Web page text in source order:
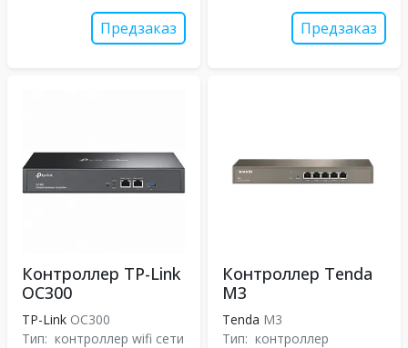
Предзаказ Предзаказ
Контроллер TP-Link
OC300
TP-Link OC300
Тип: контроллер wifi сети
Контроллер Tenda
M3
Tenda M3
Тип: контроллер